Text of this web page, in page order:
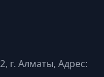
г. Алматы, Адрес: